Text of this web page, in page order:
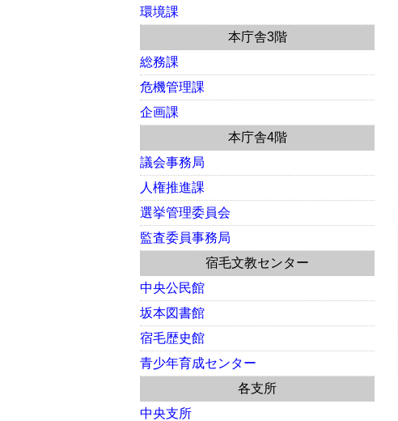
環境課
本庁舎3階
総務課
危機管理課
企画課
本庁舎4階
議会事務局
人権推進課
選挙管理委員会
監査委員事務局
宿毛文教センター
中央公民館
坂本図書館
宿毛歴史館
青少年育成センター
各支所
中央支所